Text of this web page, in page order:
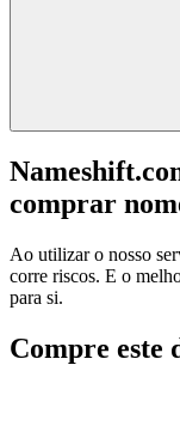
comprar
Ao utilizar o nosso
corre riscos. E o
para si.
Compre este